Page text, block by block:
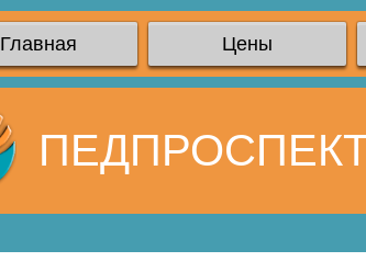
Главная Цены